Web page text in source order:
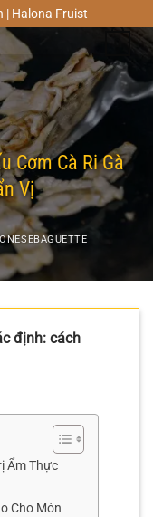
| Halona Fruist
Cơm Cà Ri Gà
Vị
định: cách
Ẩm Thực
Cho Món